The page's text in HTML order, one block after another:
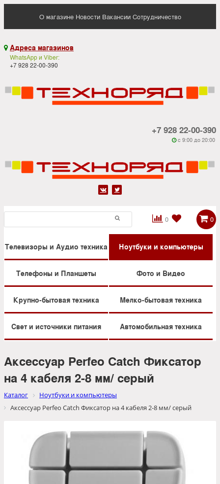
О магазине Новости Вакансии Сотрудничество
 Адреса магазинов
WhatsApp и Viber:
+7 928 22-00-390
+7 928 22-00-390
 c 9:00 до 20:00
 
0

 0
Телевизоры и Аудио техника Ноутбуки и компьютеры
Телефоны и Планшеты Фото и Видео
Крупно-бытовая техника Мелко-бытовая техника
Свет и источники питания Автомобильная техника
Аксессуар Perfeo Catch Фиксатор
на 4 кабеля 2-8 мм/ серый
Каталог
Ноутбуки и компьютеры
Аксессуар Perfeo Catch Фиксатор на 4 кабеля 2-8 мм/ серый